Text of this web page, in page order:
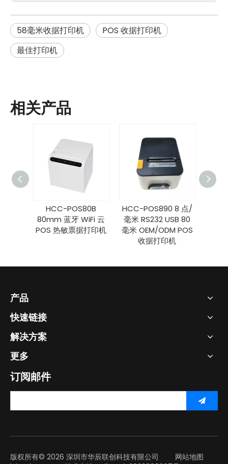
58毫米收据打印机
POS 收据打印机
最佳打印机
相关产品
HCC-POS80B
80mm 蓝牙 WiFi 云
POS 热敏票据打印机
HCC-POS890 8 点/
毫米 RS232 USB 80
毫米 OEM/ODM POS
收据打印机
产品
快速链接
解决方案
更多
订阅邮件
版权所有© 2026 深圳市华辰联创科技有限公司 网站地图